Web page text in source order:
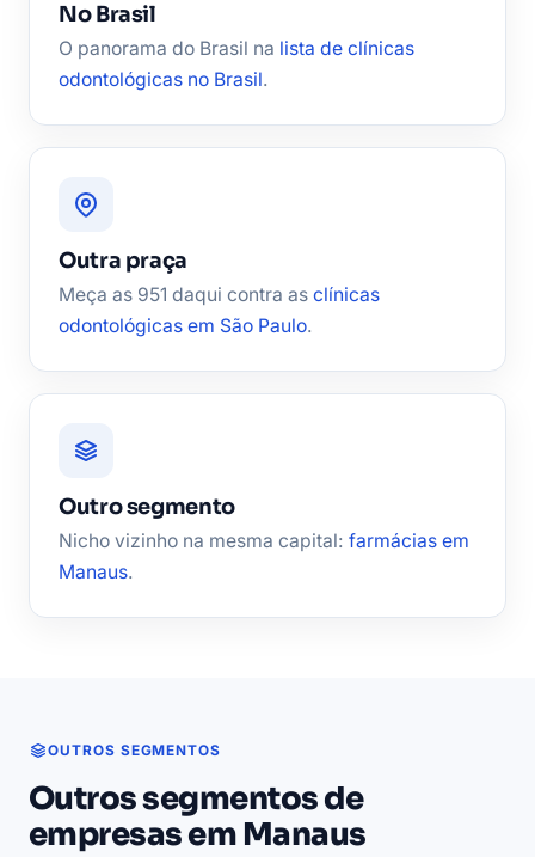
No Brasil
O panorama do Brasil na lista de clínicas
odontológicas no Brasil.
Outra praça
Meça as 951 daqui contra as clínicas
odontológicas em São Paulo.
Outro segmento
Nicho vizinho na mesma capital: farmácias em
Manaus.
OUTROS SEGMENTOS
Outros segmentos de
empresas em Manaus